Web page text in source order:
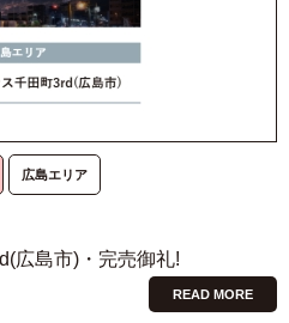
広島エリア
広島市)・完売御礼!
READ MORE